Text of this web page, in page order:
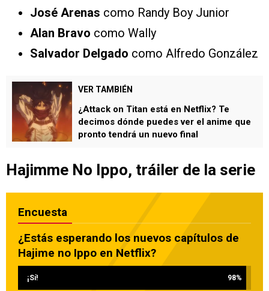
José Arenas como Randy Boy Junior
Alan Bravo como Wally
Salvador Delgado como Alfredo González
VER TAMBIÉN
¿Attack on Titan está en Netflix? Te
decimos dónde puedes ver el anime que
pronto tendrá un nuevo final
Hajimme No Ippo, tráiler de la serie
Encuesta
¿Estás esperando los nuevos capítulos de
Hajime no Ippo en Netflix?
¡Sí! 98%